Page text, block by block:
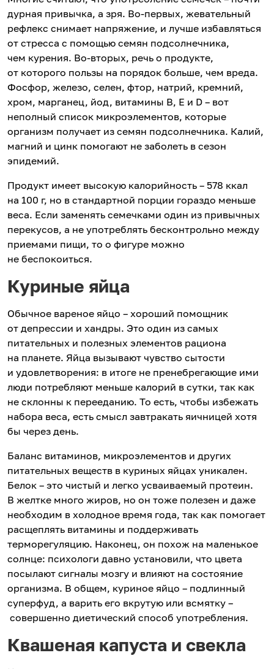
дурная привычка, а зря. Во-первых, жевательный
рефлекс снимает напряжение, и лучше избавляться
от стресса с помощью семян подсолнечника,
чем курения. Во-вторых, речь о продукте,
от которого пользы на порядок больше, чем вреда.
Фосфор, железо, селен, фтор, натрий, кремний,
хром, марганец, йод, витамины В, Е и D – вот
неполный список микроэлементов, которые
организм получает из семян подсолнечника. Калий,
магний и цинк помогают не заболеть в сезон
эпидемий.
Продукт имеет высокую калорийность – 578 ккал
на 100 г, но в стандартной порции гораздо меньше
веса. Если заменять семечками один из привычных
перекусов, а не употреблять бесконтрольно между
приемами пищи, то о фигуре можно
не беспокоиться.
Куриные яйца
Обычное вареное яйцо – хороший помощник
от депрессии и хандры. Это один из самых
питательных и полезных элементов рациона
на планете. Яйца вызывают чувство сытости
и удовлетворения: в итоге не пренебрегающие ими
люди потребляют меньше калорий в сутки, так как
не склонны к перееданию. То есть, чтобы избежать
набора веса, есть смысл завтракать яичницей хотя
бы через день.
Баланс витаминов, микроэлементов и других
питательных веществ в куриных яйцах уникален.
Белок – это чистый и легко усваиваемый протеин.
В желтке много жиров, но он тоже полезен и даже
необходим в холодное время года, так как помогает
расщеплять витамины и поддерживать
терморегуляцию. Наконец, он похож на маленькое
солнце: психологи давно установили, что цвета
посылают сигналы мозгу и влияют на состояние
организма. В общем, куриное яйцо – подлинный
суперфуд, а варить его вкрутую или всмятку –
совершенно диетический способ употребления.
Квашеная капуста и свекла